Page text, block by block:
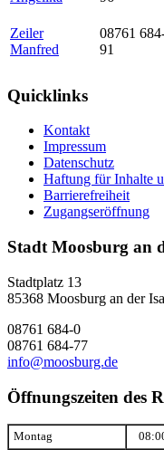
Zeiler
Manfred
08761
91
Quicklinks
Kontakt
Impressum
Datenschutz
Haftung für Inhalte
Barrierefreiheit
Zugangseröffnung
Stadt Moosburg an
Stadtplatz 13
85368 Moosburg an der
08761 684-0
08761 684-77
info@moosburg.de
Öffnungszeiten des
Montag